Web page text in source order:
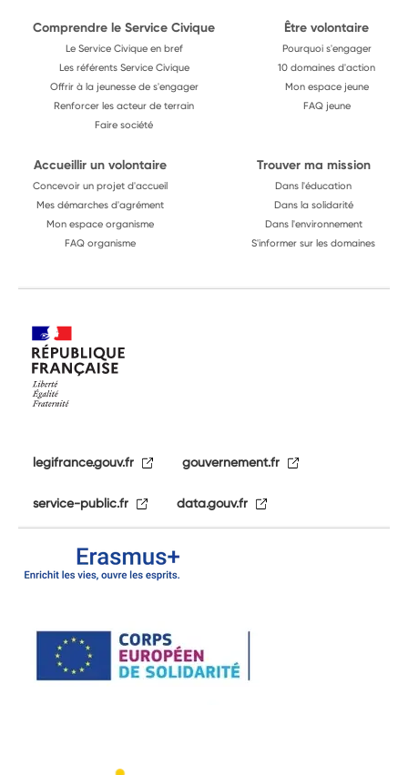
Comprendre le Service Civique
Le Service Civique en bref
Les référents Service Civique
Offrir à la jeunesse de s'engager
Renforcer les acteur de terrain
Faire société
Être volontaire
Pourquoi s'engager
10 domaines d'action
Mon espace jeune
FAQ jeune
Accueillir un volontaire
Concevoir un projet d'accueil
Mes démarches d'agrément
Mon espace organisme
FAQ organisme
Trouver ma mission
Dans l'éducation
Dans la solidarité
Dans l'environnement
S'informer sur les domaines
legifrance.gouv.fr gouvernement.fr
service-public.fr data.gouv.fr